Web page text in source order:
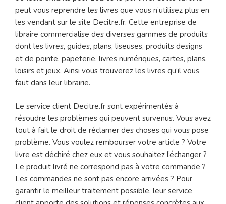
peut vous reprendre les livres que vous n’utilisez plus en
les vendant sur le site Decitre.fr. Cette entreprise de
libraire commercialise des diverses gammes de produits
dont les livres, guides, plans, liseuses, produits designs
et de pointe, papeterie, livres numériques, cartes, plans,
loisirs et jeux. Ainsi vous trouverez les livres qu’il vous
faut dans leur librairie.
Le service client Decitre.fr sont expérimentés à
résoudre les problèmes qui peuvent survenus. Vous avez
tout à fait le droit de réclamer des choses qui vous pose
problème. Vous voulez rembourser votre article ? Votre
livre est déchiré chez eux et vous souhaitez l’échanger ?
Le produit livré ne correspond pas à votre commande ?
Les commandes ne sont pas encore arrivées ? Pour
garantir le meilleur traitement possible, leur service